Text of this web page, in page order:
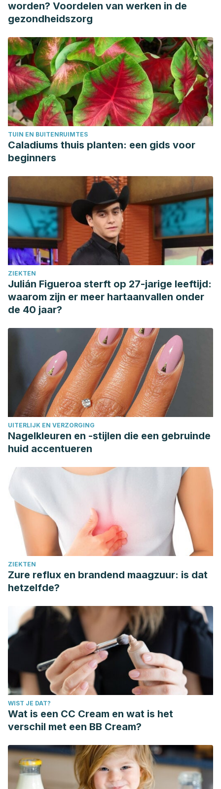
Appealing About Being Spanked, Flogged, Dominated, or
Masochism/Submission. J Sex Res. 2021 May;58(4):409-
423.
Plante RF. Sexual spanking, the self, and the construction
of deviance. J Homosex. 2006;50(2-3):59-79.
worden? Voordelen van werken in de
gezondheidszorg
TUIN EN BUITENRUIMTES
Caladiums thuis planten: een gids voor
beginners
ZIEKTEN
Julián Figueroa sterft op 27-jarige leeftijd:
waarom zijn er meer hartaanvallen onder
de 40 jaar?
UITERLIJK EN VERZORGING
Nagelkleuren en -stijlen die een gebruinde
huid accentueren
ZIEKTEN
Zure reflux en brandend maagzuur: is dat
hetzelfde?
WIST JE DAT?
Wat is een CC Cream en wat is het
verschil met een BB Cream?